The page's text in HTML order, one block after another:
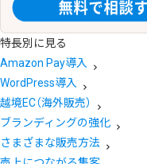
特長別に見る
Amazon Pay導入
WordPress導入
越境EC（海外販売）
ブランディングの強化
さまざまな販売方法